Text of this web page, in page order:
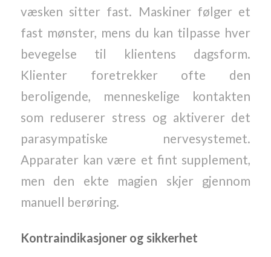
væsken sitter fast. Maskiner følger et
fast mønster, mens du kan tilpasse hver
bevegelse til klientens dagsform.
Klienter foretrekker ofte den
beroligende, menneskelige kontakten
som reduserer stress og aktiverer det
parasympatiske nervesystemet.
Apparater kan være et fint supplement,
men den ekte magien skjer gjennom
manuell berøring.
Kontraindikasjoner og sikkerhet